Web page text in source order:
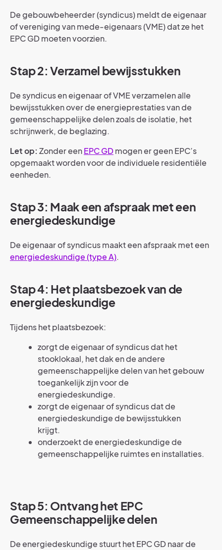
De gebouwbeheerder (syndicus) meldt de eigenaar
of vereniging van mede-eigenaars (VME) dat ze het
EPC GD moeten voorzien.
Stap 2: Verzamel bewijsstukken
De syndicus en eigenaar of VME verzamelen alle
bewijsstukken over de energieprestaties van de
gemeenschappelijke delen zoals de isolatie, het
schrijnwerk, de beglazing.
Let op: Zonder eenEPC GDmogen er geen EPC’s
opgemaakt worden voor de individuele residentiële
eenheden.
Stap 3: Maak een afspraak met een
energiedeskundige
De eigenaar of syndicus maakt een afspraak met een
energiedeskundige (type A).
Stap 4: Het plaatsbezoek van de
energiedeskundige
Tijdens het plaatsbezoek:
zorgt de eigenaar of syndicus dat het
stooklokaal, het dak en de andere
gemeenschappelijke delen van het gebouw
toegankelijk zijn voor de
energiedeskundige.
zorgt de eigenaar of syndicus dat de
energiedeskundige de bewijsstukken
krijgt.
onderzoekt de energiedeskundige de
gemeenschappelijke ruimtes en installaties.
Stap 5: Ontvang het EPC
Gemeenschappelijke delen
De energiedeskundige stuurt het EPC GD naar de